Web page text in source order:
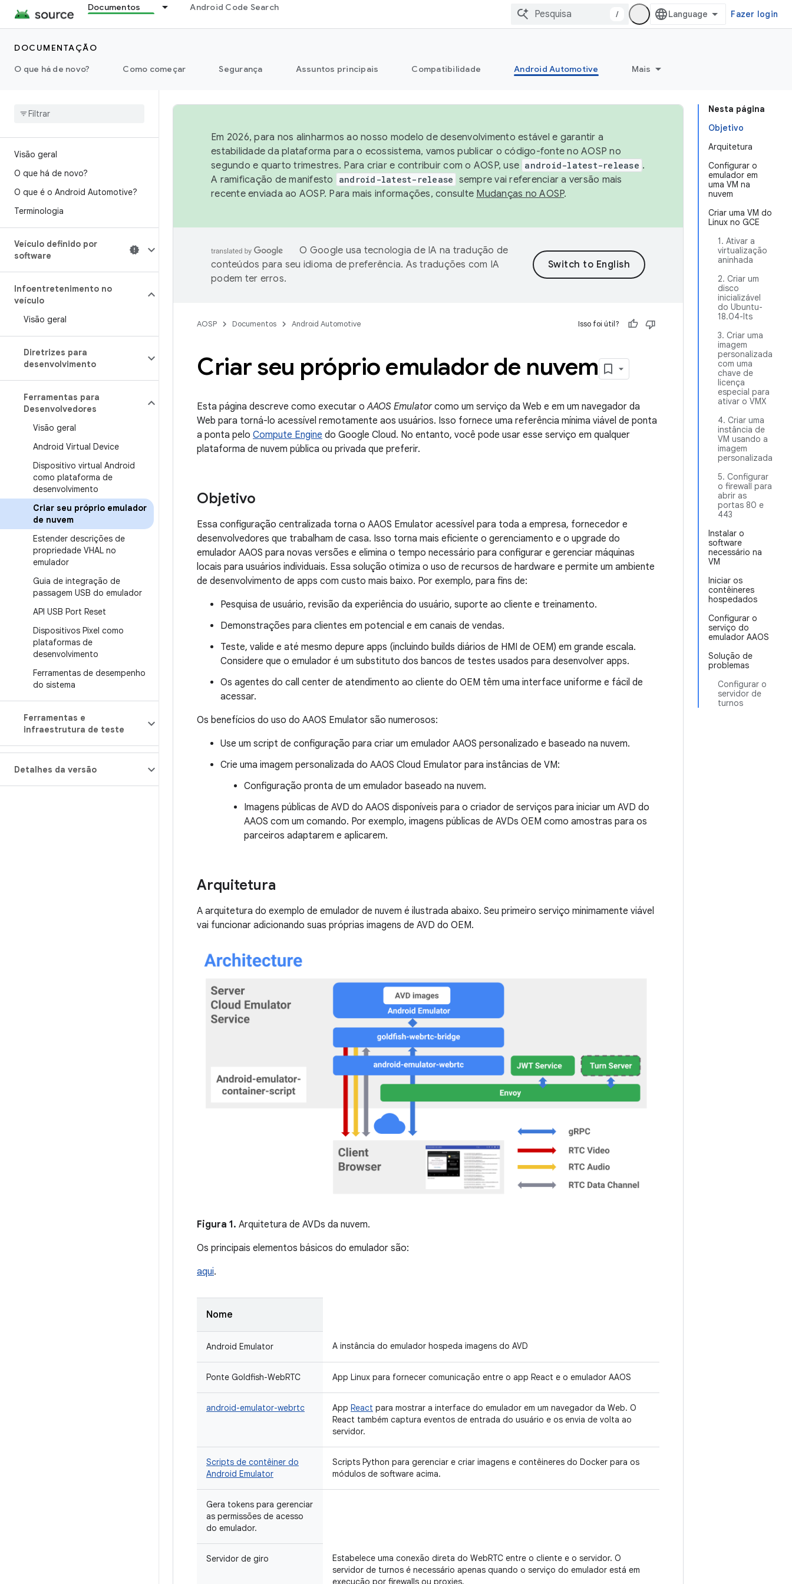
Documentos Android Code Search
/ Fazer login
DOCUMENTAÇÃO
O que há de novo?
Como começar Segurança Assuntos principais Compatibilidade Android Automotive Mais
Visão geral
O que há de novo?
O que é o Android Automotive?
Terminologia
Veículo definido por
software
Infoentretenimento no
veículo
Visão geral
Diretrizes para
desenvolvimento
Ferramentas para
Desenvolvedores
Visão geral
Android Virtual Device
Dispositivo virtual Android
como plataforma de
desenvolvimento
Criar seu próprio emulador
de nuvem
Estender descrições de
propriedade VHAL no
emulador
Guia de integração de
passagem USB do emulador
API USB Port Reset
Dispositivos Pixel como
plataformas de
desenvolvimento
Ferramentas de desempenho
do sistema
Ferramentas e
infraestrutura de teste
Detalhes da versão
Nesta página
Objetivo
Arquitetura
Configurar o
emulador em
uma VM na
nuvem
Criar uma VM do
Linux no GCE
1. Ativar a
virtualização
aninhada
2. Criar um
disco
inicializável
do Ubuntu-
18.04-lts
3. Criar uma
imagem
personalizada
com uma
chave de
licença
especial para
ativar o VMX
4. Criar uma
instância de
VM usando a
imagem
personalizada
5. Configurar
o firewall para
abrir as
portas 80 e
443
Instalar o
software
necessário na
VM
Iniciar os
contêineres
hospedados
Configurar o
serviço do
emulador AAOS
Solução de
problemas
Configurar o
servidor de
turnos
Em 2026, para nos alinharmos ao nosso modelo de desenvolvimento estável e garantir a
estabilidade da plataforma para o ecossistema, vamos publicar o código-fonte no AOSP no
segundo e quarto trimestres. Para criar e contribuir com o AOSP, use android-latest-release .
A ramificação de manifesto
android-latest-release sempre vai referenciar a versão mais
recente enviada ao AOSP. Para mais informações, consulte Mudanças no AOSP.
O Google usa tecnologia de IA na tradução de
conteúdos para seu idioma de preferência. As traduções com IA
podem ter erros.
AOSP Documentos Android Automotive Isso foi útil?
Criar seu próprio emulador de nuvem
Esta página descreve como executar oAAOS Emulatorcomo um serviço da Web e em um navegador da
Web para torná-lo acessível remotamente aos usuários. Isso fornece uma referência mínima viável de ponta
a ponta pelo Compute Engine do Google Cloud. No entanto, você pode usar esse serviço em qualquer
plataforma de nuvem pública ou privada que preferir.
Objetivo
Essa configuração centralizada torna o AAOS Emulator acessível para toda a empresa, fornecedor e
desenvolvedores que trabalham de casa. Isso torna mais eficiente o gerenciamento e o upgrade do
emulador AAOS para novas versões e elimina o tempo necessário para configurar e gerenciar máquinas
locais para usuários individuais. Essa solução otimiza o uso de recursos de hardware e permite um ambiente
de desenvolvimento de apps com custo mais baixo. Por exemplo, para fins de:
Pesquisa de usuário, revisão da experiência do usuário, suporte ao cliente e treinamento.
Demonstrações para clientes em potencial e em canais de vendas.
Teste, valide e até mesmo depure apps (incluindo builds diários de HMI de OEM) em grande escala.
Considere que o emulador é um substituto dos bancos de testes usados para desenvolver apps.
Os agentes do call center de atendimento ao cliente do OEM têm uma interface uniforme e fácil de
acessar.
Os benefícios do uso do AAOS Emulator são numerosos:
Use um script de configuração para criar um emulador AAOS personalizado e baseado na nuvem.
Crie uma imagem personalizada do AAOS Cloud Emulator para instâncias de VM:
Configuração pronta de um emulador baseado na nuvem.
Imagens públicas de AVD do AAOS disponíveis para o criador de serviços para iniciar um AVD do
AAOS com um comando. Por exemplo, imagens públicas de AVDs OEM como amostras para os
parceiros adaptarem e aplicarem.
Arquitetura
A arquitetura do exemplo de emulador de nuvem é ilustrada abaixo. Seu primeiro serviço minimamente viável
vai funcionar adicionando suas próprias imagens de AVD do OEM.
Figura 1. Arquitetura de AVDs da nuvem.
Os principais elementos básicos do emulador são:
aqui.
Nome
Android Emulator A instância do emulador hospeda imagens do AVD
Ponte Goldfish-WebRTC App Linux para fornecer comunicação entre o app React e o emulador AAOS
android-emulator-webrtc App React para mostrar a interface do emulador em um navegador da Web. O
React também captura eventos de entrada do usuário e os envia de volta ao
servidor.
Scripts de contêiner do
Android Emulator
Scripts Python para gerenciar e criar imagens e contêineres do Docker para os
módulos de software acima.
Gera tokens para gerenciar
as permissões de acesso
do emulador.
Servidor de giro
Estabelece uma conexão direta do WebRTC entre o cliente e o servidor. O
servidor de turnos é necessário apenas quando o serviço do emulador está em
execução por firewalls ou proxies.